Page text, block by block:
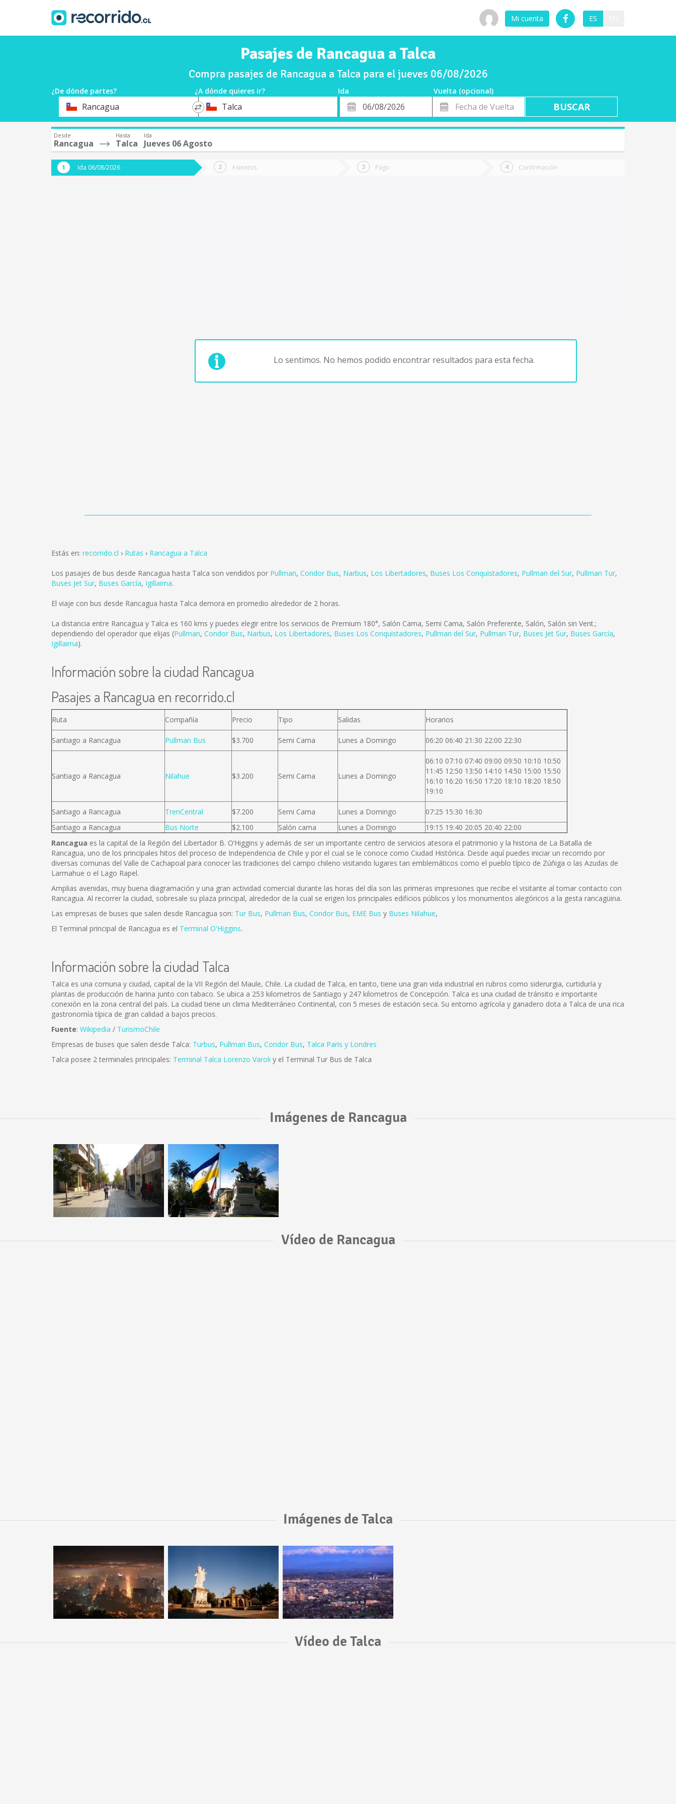
Mi cuenta ES
Pasajes de Rancagua a Talca
Compra pasajes de Rancagua a Talca para el jueves 06/08/2026
¿De dónde partes? ¿A dónde quieres ir? Ida
Vuelta (opcional)
OrigenRancagua
*
DestinoTalca
Fecha
de
Fecha
de
Vuelta
Desde
Rancagua
Hasta
Talca
Ida
Jueves 06 Agosto
Ida 06/08/2026 Asientos Pago Confirmación
Lo sentimos. No hemos podido encontrar resultados para esta fecha.
Estás en: recorrido.cl Rutas Rancagua a Talca
Los pasajes de bus desde Rancagua hasta Talca son vendidos por Pullman, Condor Bus, Narbus, Los Libertadores, Buses Los Conquistadores, Pullman del Sur, Pullman Tur,
Buses Jet Sur, Buses García, Igillaima.
El viaje con bus desde Rancagua hasta Talca demora en promedio alrededor de 2 horas.
La distancia entre Rancagua y Talca es 160 kms y puedes elegir entre los servicios de Premium 180°, Salón Cama, Semi Cama, Salón Preferente, Salón, Salón sin Vent.;
dependiendo del operador que elijas (Pullman, Condor Bus, Narbus, Los Libertadores, Buses Los Conquistadores, Pullman del Sur, Pullman Tur, Buses Jet Sur, Buses García,
Igillaima).
Información sobre la ciudad Rancagua
Pasajes a Rancagua en recorrido.cl
Ruta Compañía Precio Tipo Salidas Horarios
Santiago a Rancagua Pullman Bus $3.700 Semi Cama Lunes a Domingo 06:20 06:40 21:30 22:00 22:30
Santiago a Rancagua Nilahue $3.200 Semi Cama Lunes a Domingo
06:10 07:10 07:40 09:00 09:50 10:10 10:50
11:45 12:50 13:50 14:10 14:50 15:00 15:50
16:10 16:20 16:50 17:20 18:10 18:20 18:50
19:10
Santiago a Rancagua TrenCentral $7.200 Semi Cama Lunes a Domingo
07:25 15:30 16:30
Santiago a Rancagua
Bus Norte $2.100 Salón cama Lunes a Domingo
19:15 19:40 20:05 20:40 22:00
Rancagua es la capital de la Región del Libertador B. O’Higgins y además de ser un importante centro de servicios atesora el patrimonio y la historia de La Batalla de
Rancagua, uno de los principales hitos del proceso de Independencia de Chile y por el cual se le conoce como Ciudad Histórica. Desde aquí puedes iniciar un recorrido por
diversas comunas del Valle de Cachapoal para conocer las tradiciones del campo chileno visitando lugares tan emblemáticos como el pueblo típico de Zúñiga o las Azudas de
Larmahue o el Lago Rapel.
Amplias avenidas, muy buena diagramación y una gran actividad comercial durante las horas del día son las primeras impresiones que recibe el visitante al tomar contacto con
Rancagua. Al recorrer la ciudad, sobresale su plaza principal, alrededor de la cual se erigen los principales edificios públicos y los monumentos alegóricos a la gesta rancagüina.
Las empresas de buses que salen desde Rancagua son: Tur Bus, Pullman Bus, Condor Bus, EME Bus y Buses Nilahue,
El Terminal principal de Rancagua es el Terminal O'Higgins.
Información sobre la ciudad Talca
Talca es una comuna y ciudad, capital de la VII Región del Maule, Chile. La ciudad de Talca, en tanto, tiene una gran vida industrial en rubros como siderurgia, curtiduría y
plantas de producción de harina junto con tabaco. Se ubica a 253 kilometros de Santiago y 247 kilometros de Concepción. Talca es una ciudad de tránsito e importante
conexión en la zona central del país. La ciudad tiene un clima Mediterráneo Continental, con 5 meses de estación seca. Su entorno agrícola y ganadero dota a Talca de una rica
gastronomía típica de gran calidad a bajos precios.
Fuente: Wikipedia / TurismoChile
Empresas de buses que salen desde Talca: Turbus, Pullman Bus, Condor Bus, Talca Paris y Londres
Talca posee 2 terminales principales: Terminal Talca Lorenzo Varoli y el Terminal Tur Bus de Talca
Imágenes de Rancagua
Vídeo de Rancagua
Imágenes de Talca
Vídeo de Talca